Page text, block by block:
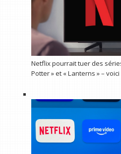
Netflix pourrait tuer des
Potter » et « Lanterns » –